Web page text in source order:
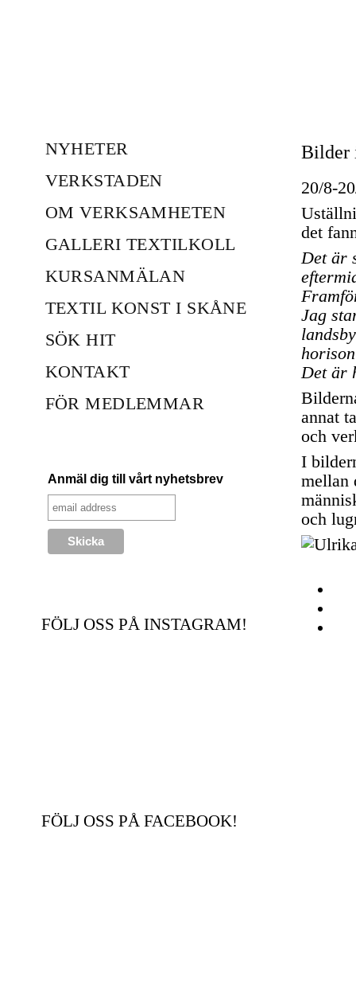
Bilder
20/8-
det
Det är
Jag
Det är
annat
och
I
mellan
och
NYHETER
VERKSTADEN
OM VERKSAMHETEN
GALLERI TEXTILKOLL
KURSANMÄLAN
TEXTIL KONST I SKÅNE
SÖK HIT
KONTAKT
FÖR MEDLEMMAR
Anmäl dig till vårt nyhetsbrev
FÖLJ OSS PÅ INSTAGRAM!
FÖLJ OSS PÅ FACEBOOK!